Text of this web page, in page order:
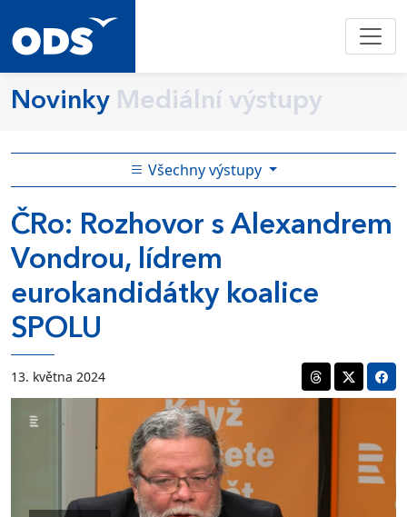
Novinky Mediální výstupy
Všechny výstupy
ČRo: Rozhovor s Alexandrem
Vondrou, lídrem
eurokandidátky koalice
SPOLU
13. května 2024